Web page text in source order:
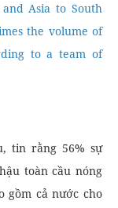
Asia to South
the volume of
to a team of
tin rằng 56% sự
toàn cầu nóng
gồm cả nước cho